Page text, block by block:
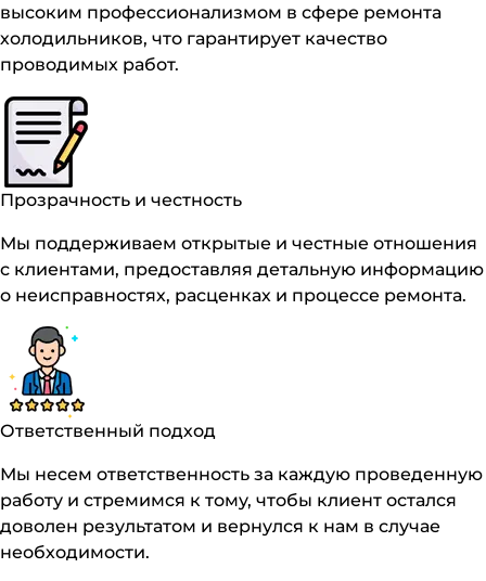
высоким профессионализмом в сфере ремонта
холодильников, что гарантирует качество
проводимых работ.
Прозрачность и честность
Мы поддерживаем открытые и честные отношения
с клиентами, предоставляя детальную информацию
о неисправностях, расценках и процессе ремонта.
Ответственный подход
Мы несем ответственность за каждую проведенную
работу и стремимся к тому, чтобы клиент остался
доволен результатом и вернулся к нам в случае
необходимости.